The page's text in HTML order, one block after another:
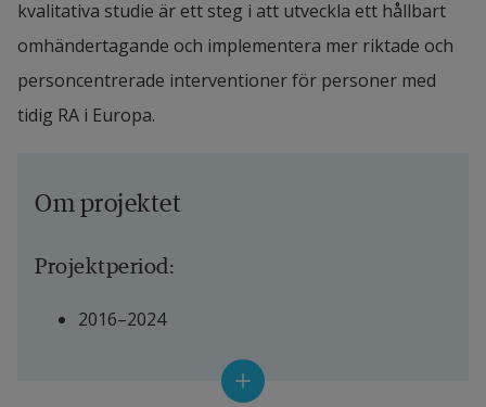
kvalitativa studie är ett steg i att utveckla ett hållbart
omhändertagande och implementera mer riktade och
personcentrerade interventioner för personer med
tidig RA i Europa.
Om projektet
Projektperiod:
2016–2024